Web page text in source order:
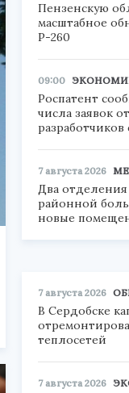
Пензенскую
масштабное
Р-260
09:00
Роспатент
числа заявок
разработчиков
7 августа 2026
Два
районной
новые
7 августа 2026
В Сердобске
теплосетей
7 августа 2026